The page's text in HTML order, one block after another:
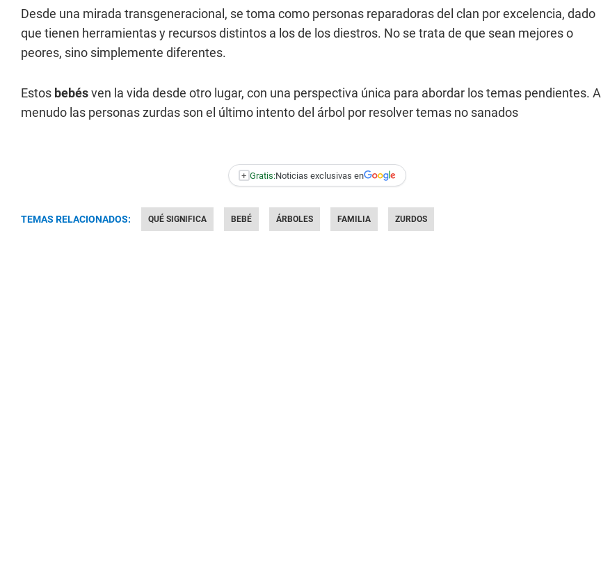
Desde una mirada transgeneracional, se toma como personas reparadoras del clan por excelencia, dado
que tienen herramientas y recursos distintos a los de los diestros. No se trata de que sean mejores o
peores, sino simplemente diferentes.
Estos bebésven la vida desde otro lugar, con una perspectiva única para abordar los temas pendientes. A
menudo las personas zurdas son el último intento del árbol por resolver temas no sanados
+ Gratis:Noticias exclusivas en
TEMAS RELACIONADOS: QUÉ SIGNIFICA BEBÉ ÁRBOLES FAMILIA ZURDOS